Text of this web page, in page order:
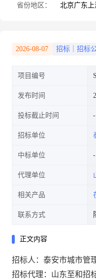
省份地区： 北京广东
2026-08-07 招标｜招标
项目编号
发布时间
投标截止时间
招标单位
中标单位
代理单位
相关产品
联系方式
正文内容
招标人：泰安市城市管
招标代理：山东至和招